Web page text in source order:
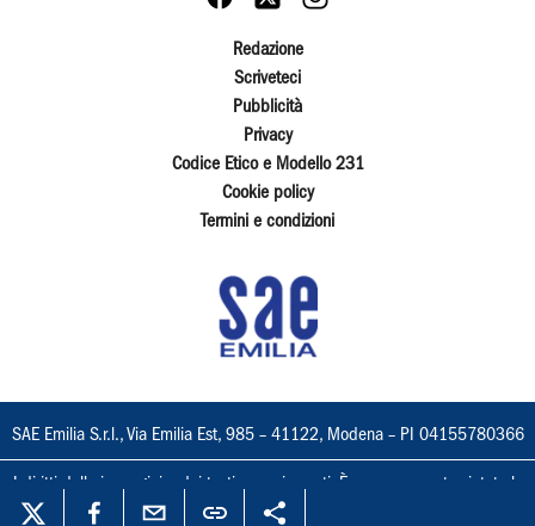
Redazione
Scriveteci
Pubblicità
Privacy
Codice Etico e Modello 231
Cookie policy
Termini e condizioni
SAE Emilia S.r.l., Via Emilia Est, 985 – 41122, Modena – PI 04155780366
I diritti delle immagini e dei testi sono riservati. È espressamente vietata la
loro riproduzione con qualsiasi mezzo e l'adattamento totale o parziale.